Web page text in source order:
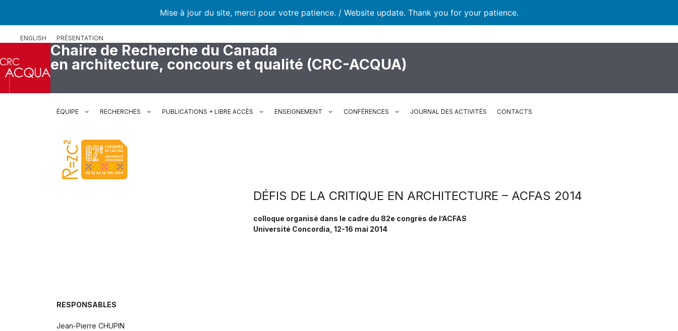
Mise à jour du site, merci pour votre patience. / Website update. Thank you for your patience.
ENGLISH PRÉSENTATION
Chaire de Recherche du Canada
en architecture, concours et qualité (CRC-ACQUA)
ÉQUIPE RECHERCHES PUBLICATIONS + LIBRE ACCÈS ENSEIGNEMENT CONFÉRENCES JOURNAL DES ACTIVITÉS CONTACTS
DÉFIS DE LA CRITIQUE EN ARCHITECTURE – ACFAS 2014
colloque organisé dans le cadre du 82e congrès de l’ACFAS
Université Concordia, 12-16 mai 2014
RESPONSABLES
Jean-Pierre CHUPIN